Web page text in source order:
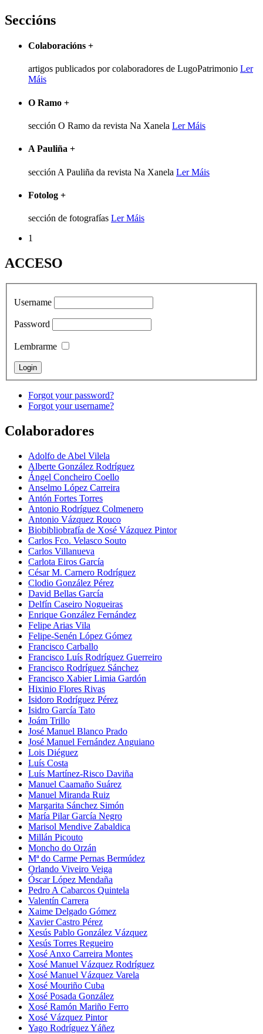
Seccións
Colaboracións +
artigos publicados por colaboradores de LugoPatrimonio Ler
Máis
O Ramo +
sección O Ramo da revista Na Xanela Ler Máis
A Pauliña +
sección A Pauliña da revista Na Xanela Ler Máis
Fotolog +
sección de fotografías Ler Máis
1
ACCESO
Username
Password
Lembrarme
Forgot your password?
Forgot your username?
Colaboradores
Adolfo de Abel Vilela
Alberte González Rodríguez
Ángel Concheiro Coello
Anselmo López Carreira
Antón Fortes Torres
Antonio Rodríguez Colmenero
Antonio Vázquez Rouco
Biobibliobrafía de Xosé Vázquez Pintor
Carlos Fco. Velasco Souto
Carlos Villanueva
Carlota Eiros García
César M. Carnero Rodríguez
Clodio González Pérez
David Bellas García
Delfín Caseiro Nogueiras
Enrique González Fernández
Felipe Arias Vila
Felipe-Senén López Gómez
Francisco Carballo
Francisco Luís Rodríguez Guerreiro
Francisco Rodríguez Sánchez
Francisco Xabier Limia Gardón
Hixinio Flores Rivas
Isidoro Rodríguez Pérez
Isidro García Tato
Joám Trillo
José Manuel Blanco Prado
José Manuel Fernández Anguiano
Lois Diéguez
Luís Costa
Luís Martínez-Risco Daviña
Manuel Caamaño Suárez
Manuel Miranda Ruiz
Margarita Sánchez Simón
María Pilar García Negro
Marisol Mendive Zabaldica
Millán Picouto
Moncho do Orzán
Mª do Carme Pernas Bermúdez
Orlando Viveiro Veiga
Óscar López Mendaña
Pedro A Cabarcos Quintela
Valentín Carrera
Xaime Delgado Gómez
Xavier Castro Pérez
Xesús Pablo González Vázquez
Xesús Torres Regueiro
Xosé Anxo Carreira Montes
Xosé Manuel Vázquez Rodríguez
Xosé Manuel Vázquez Varela
Xosé Mouriño Cuba
Xosé Posada González
Xosé Ramón Mariño Ferro
Xosé Vázquez Pintor
Yago Rodríguez Yáñez